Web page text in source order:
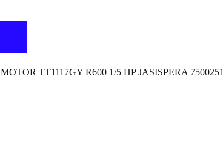
MOTOR TT1117GY R600 1/5 HP JASISPERA 7500251